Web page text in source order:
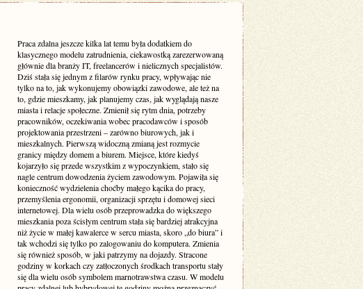
Praca zdalna jeszcze kilka lat temu była dodatkiem do
klasycznego modelu zatrudnienia, ciekawostką zarezerwowaną
głównie dla branży IT, freelancerów i nielicznych specjalistów.
Dziś stała się jednym z filarów rynku pracy, wpływając nie
tylko na to, jak wykonujemy obowiązki zawodowe, ale też na
to, gdzie mieszkamy, jak planujemy czas, jak wyglądają nasze
miasta i relacje społeczne. Zmienił się rytm dnia, potrzeby
pracowników, oczekiwania wobec pracodawców i sposób
projektowania przestrzeni – zarówno biurowych, jak i
mieszkalnych. Pierwszą widoczną zmianą jest rozmycie
granicy między domem a biurem. Miejsce, które kiedyś
kojarzyło się przede wszystkim z wypoczynkiem, stało się
nagle centrum dowodzenia życiem zawodowym. Pojawiła się
konieczność wydzielenia choćby małego kącika do pracy,
przemyślenia ergonomii, organizacji sprzętu i domowej sieci
internetowej. Dla wielu osób przeprowadzka do większego
mieszkania poza ścisłym centrum stała się bardziej atrakcyjna
niż życie w małej kawalerce w sercu miasta, skoro „do biura” i
tak wchodzi się tylko po zalogowaniu do komputera. Zmienia
się również sposób, w jaki patrzymy na dojazdy. Stracone
godziny w korkach czy zatłoczonych środkach transportu stały
się dla wielu osób symbolem marnotrawstwa czasu. W modelu